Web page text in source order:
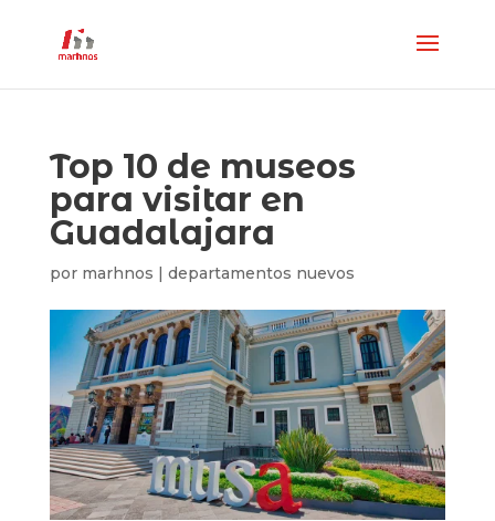
Top 10 de museos
para visitar en
Guadalajara
por marhnos | departamentos nuevos